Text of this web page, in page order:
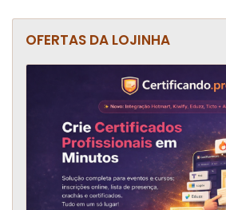
OFERTAS DA LOJINHA